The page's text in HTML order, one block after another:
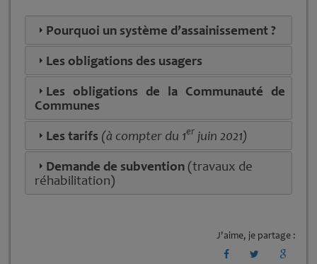
Pourquoi un système d’assainissement ?
Les obligations des usagers
Les obligations de la Communauté de
Communes
Les tarifs (à compter du 1er juin 2021)
Demande de subvention (travaux de
réhabilitation)
J'aime, je partage :